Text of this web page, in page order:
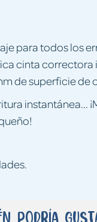
para todos los
cinta correctora
de superficie de
instantánea...
podría